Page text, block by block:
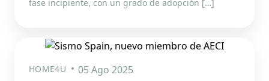
fase incipiente, con un grado de adopción […]
HOME4U 05 Ago 2025